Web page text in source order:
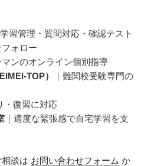
学習管理・質問対応・確認テスト
ォロー
マンのオンライン個別指導
TOP）
｜難関校受験専門の
・復習に対応
｜適度な緊張感で自宅学習を支
談は お問い合わせフォーム か